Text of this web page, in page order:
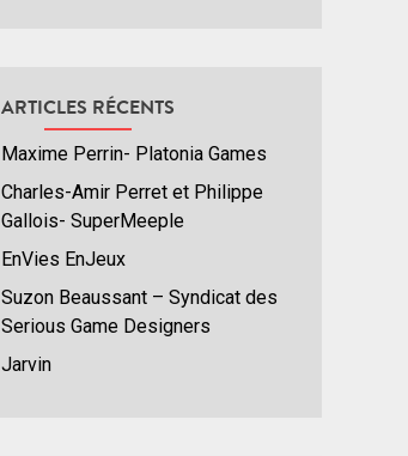
ARTICLES RÉCENTS
Maxime Perrin- Platonia Games
Charles-Amir Perret et Philippe
Gallois- SuperMeeple
EnVies EnJeux
Suzon Beaussant – Syndicat des
Serious Game Designers
Jarvin